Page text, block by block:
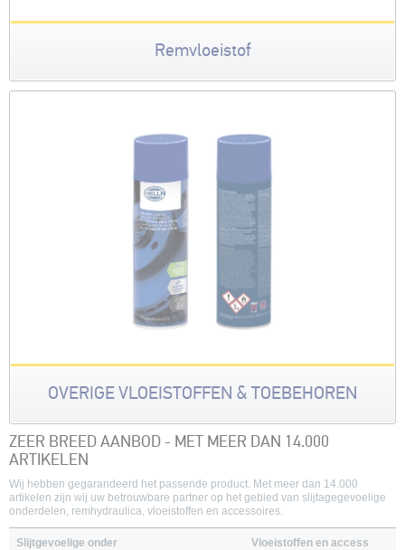
Remvloeistof
OVERIGE VLOEISTOFFEN & TOEBEHOREN
ZEER BREED AANBOD - MET MEER DAN 14.000
ARTIKELEN
Wij hebben gegarandeerd het passende product. Met meer dan 14.000
artikelen zijn wij uw betrouwbare partner op het gebied van slijtagegevoelige
onderdelen, remhydraulica, vloeistoffen en accessoires.
Slijtgevoelige onder
Vloeistoffen en access